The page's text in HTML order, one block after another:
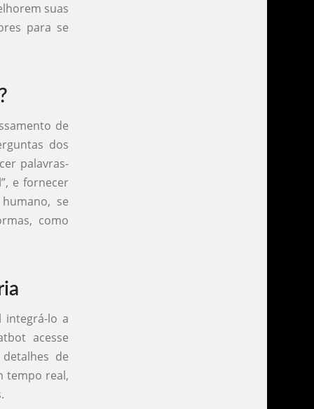
suas
para se
de
dos
palavras-
e fornecer
se
como
integrá-lo a
acesse
de
tempo real,